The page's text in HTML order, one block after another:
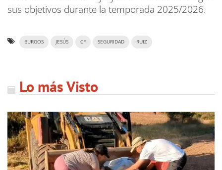
sus objetivos durante la temporada 2025/2026.
BURGOS JESÚS CF SEGURIDAD RUIZ
Lo más Visto